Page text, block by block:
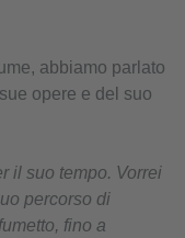
abbiamo parlato
opere e del suo
il suo tempo. Vorrei
percorso di
fino a